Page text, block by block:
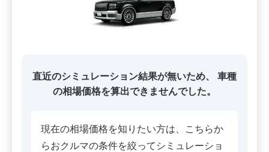
直近のシミュレーション結果が無いため、
車種
の相場価格を算出できませんでした。
現在の相場価格を知りたい方は、こちらか
らおクルマの条件を絞ってシミュレーショ